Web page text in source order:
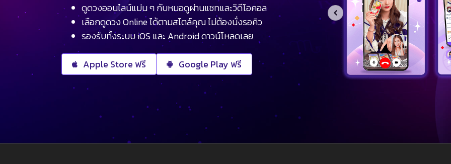
ดูดวงออนไลน์แม่น ๆ กับหมอดูผ่านแชทและวิดีโอคอล
เลือกดูดวง Online ได้ตามสไตล์คุณ ไม่ต้องนั่งรอคิว
รองรับทั้งระบบ iOS และ Android ดาวน์โหลดเลย
Apple Store ฟรี Google Play ฟรี